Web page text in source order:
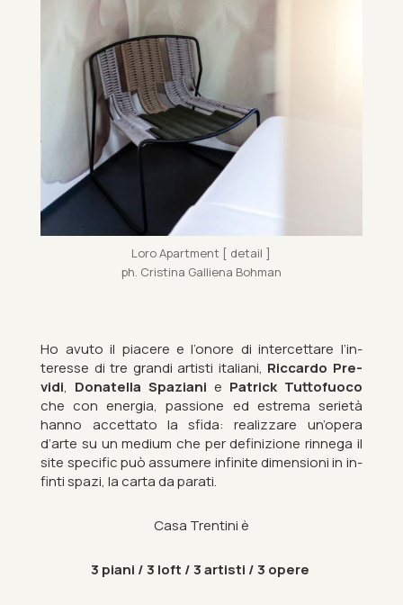
Loro Apart­ment [ de­tail ]
ph. Cristina Gal­li­ena Bo­h­man
Ho avuto il pi­acere e l’onore di in­ter­cettare l’in­
teresse di tre grandi artisti italiani, Ric­cardo Pre­
vidi, Dona­tella Spazi­ani e Patrick Tut­to­fuoco
che con en­er­gia, pas­sione ed es­trema serietà
hanno ac­cettato la sfida: realiz­zare un’opera
d’arte su un me­dium che per defin­iz­ione rinnega il
site spe­cific può as­sumere in­fin­ite di­men­sioni in in­
finti spazi, la carta da par­ati.
Casa Trentini è
3 piani / 3 loft / 3 artisti / 3 opere